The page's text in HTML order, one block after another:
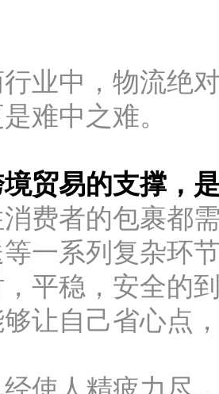
业中，物流绝
难中之难。
贸易的支撑，
费者的包裹都
等一系列复杂环
平稳，安全的
让自己省心点